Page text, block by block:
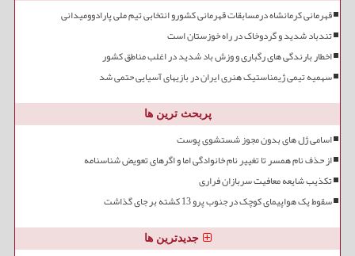
قهرمانی کرمانشاه درمسابقات قهرمانی کشورو انتخابی تیم ملی پارادوومیدانی
تندباد شدید و گردوخاک در راه خوزستان است
اخطار بارندگی های رگباری و وزش باد شدید در اغلب مناطق کشور
سهمیه تیمی ژیمناستیک هنری ایران در بازیهای آسیایی حتمی شد
پربحث ترین ها
اسامی ژل های بدون مجوز شستشوی پوست
از حذف نام همسر تا تغییر نام خانوادگی اما و اگرهای تعویض شناسنامه
تکذیب شایعه معافیت سربازان فراری
سقوط یک هواپیمای کوچک در جنوب پرو 13 کشته بر جای گذاشت
جدیدترین ها